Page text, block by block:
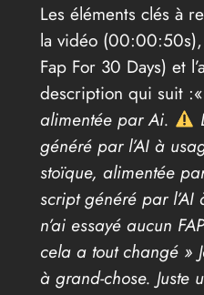
Les éléments clés à
la vidéo
Fap For 30 Days) et
description qui suit :«
alimentée par Ai.
généré par l’AI à
stoïque, alimentée
script généré par
n’ai essayé aucun
cela a tout changé »
à grand-chose. Juste